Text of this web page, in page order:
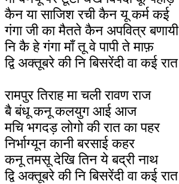
कैन या साजिश रची कैन यू कर्म कई
गंगा जी का मैतते कैन अपवित्र बणायी
नि कै हे गंगा माँ तू वे पापी ते माफ़
द्वि अक्तूबरे की नि बिसरेंदी वा कई रात
रामपुर तिराह मा चली रावण राज
बै बंधू कनू कलयुग आई आज
मचि भगदड़ लोगो की रात का पहर
निर्भाग्यून कानी बरसाई कहर
कनू तमसू देखि तिन ये बद्री नाथ
द्वि अक्तूबरे की नि बिसरेंदी वा कई रात